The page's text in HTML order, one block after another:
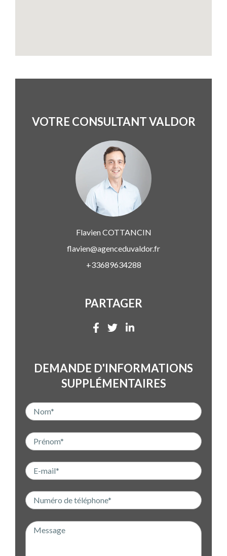
VOTRE CONSULTANT VALDOR
FlavienCOTTANCIN
flavien@agenceduvaldor.fr
+33689634288
PARTAGER
DEMANDE D'INFORMATIONS
SUPPLÉMENTAIRES